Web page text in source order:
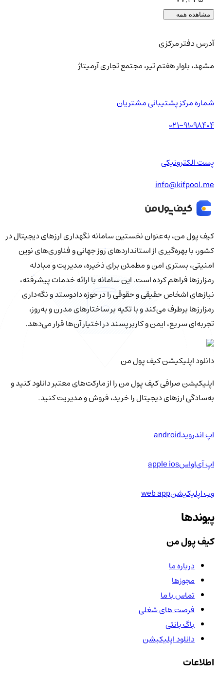
مشاهده همه
آدرس دفتر مرکزی
مشهد، بلوار هفتم تیر، مجتمع تجاری آرمیتاژ
شماره مرکز پشتیبانی مشتریان
021-91098404
پست الکترونیکی
info@kifpool.me
کیف‌ پول من، به‌عنوان نخستین سامانه نگهداری ارزهای دیجیتال در
کشور، با بهره‌گیری از استانداردهای روز جهانی و فناوری‌های نوین
امنیتی، بستری امن و مطمئن برای ذخیره، مدیریت و مبادله
رمزارزها فراهم کرده است. این سامانه با ارائه خدمات پیشرفته،
نیازهای اشخاص حقیقی و حقوقی را در حوزه دادوستد و نگه‌داری
رمزارزها برطرف می‌کند و با تکیه بر ساختارهای مدرن و به‌روز،
تجربه‌ای سریع، ایمن و کاربرپسند در اختیار آن‌ها قرار می‌دهد.
دانلود اپلیکیشن کیف‌ پول من
اپلیکیشن صرافی کیف پول من را از مارکت‌های معتبر دانلود کنید و
به‌سادگی ارزهای دیجیتال را خرید، فروش و مدیریت کنید.
اپ اندرویدandroid
اپ آی‌او‌اسapple ios
وب اپلیکیشنweb app
پیوندها
کیف پول من
درباره ما
مجوزها
تماس با ما
فرصت های شغلی
باگ بانتی
دانلود اپلیکیشن
اطلاعات